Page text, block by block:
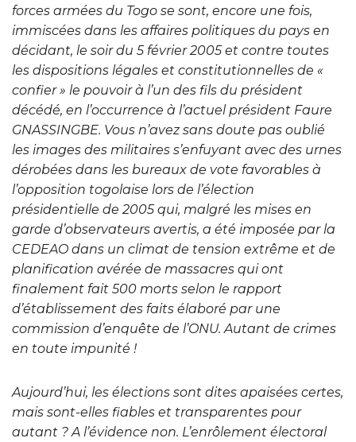
forces armées du Togo se sont, encore une fois,
immiscées dans les affaires politiques du pays en
décidant, le soir du 5 février 2005 et contre toutes
les dispositions légales et constitutionnelles de «
confier » le pouvoir à l’un des fils du président
décédé, en l’occurrence à l’actuel président Faure
GNASSINGBE. Vous n’avez sans doute pas oublié
les images des militaires s’enfuyant avec des urnes
dérobées dans les bureaux de vote favorables à
l’opposition togolaise lors de l’élection
présidentielle de 2005 qui, malgré les mises en
garde d’observateurs avertis, a été imposée par la
CEDEAO dans un climat de tension extrême et de
planification avérée de massacres qui ont
finalement fait 500 morts selon le rapport
d’établissement des faits élaboré par une
commission d’enquête de l’ONU. Autant de crimes
en toute impunité !
Aujourd’hui, les élections sont dites apaisées certes,
mais sont-elles fiables et transparentes pour
autant ? A l’évidence non. L’enrôlement électoral